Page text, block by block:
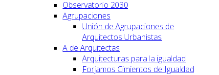
Observatorio 2030
Agrupaciones
Unión de Agrupaciones de
Arquitectos Urbanistas
A de Arquitectas
Arquitecturas para la igualdad
Forjamos Cimientos de Igualdad